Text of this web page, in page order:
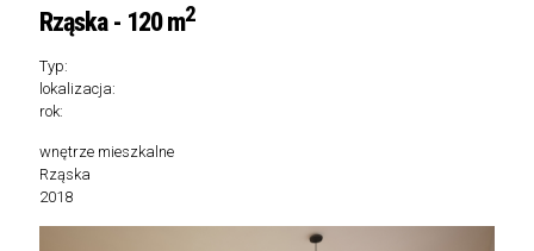
Rząska - 120 m2
Typ:
lokalizacja:
rok:
wnętrze mieszkalne
Rząska
2018